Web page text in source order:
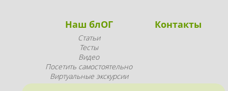
Наш блОГ
Статьи
Тесты
Видео
Посетить самостоятельно
Виртуальные экскурсии
Промопродукция
Контакты